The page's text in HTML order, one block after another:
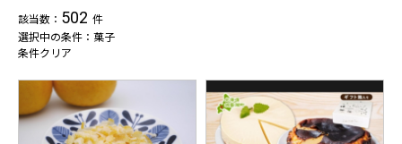
該当数： 502 件
選択中の条件：菓子
条件クリア